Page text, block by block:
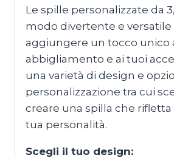
Le spille personalizzate da
modo divertente e versatile
aggiungere un tocco unico
abbigliamento e ai tuoi
una varietà di design e
personalizzazione tra cui
creare una spilla che rifletta
tua personalità.
Scegli il tuo design: